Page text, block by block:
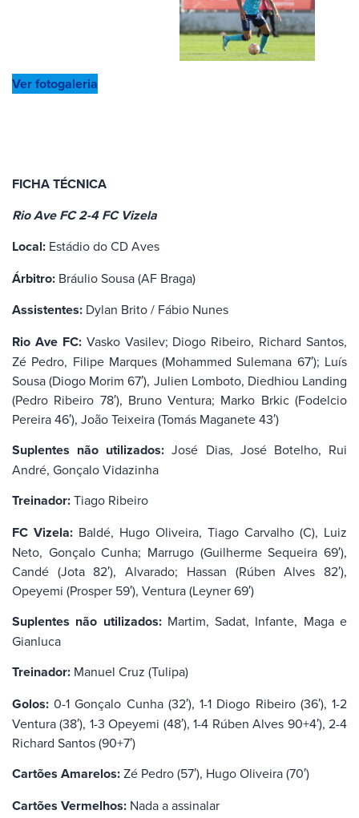
Ver fotogaleria
FICHA TÉCNICA
Rio Ave FC 2-4 FC Vizela
Local: Estádio do CD Aves
Árbitro: Bráulio Sousa (AF Braga)
Assistentes: Dylan Brito / Fábio Nunes
Rio Ave FC:Vasko Vasilev; Diogo Ribeiro, Richard Santos,
Zé Pedro, Filipe Marques (Mohammed Sulemana 67′); Luís
Sousa (Diogo Morim 67′), Julien Lomboto, Diedhiou Landing
(Pedro Ribeiro 78′), Bruno Ventura; Marko Brkic (Fodelcio
Pereira 46′), João Teixeira (Tomás Maganete 43′)
Suplentes não utilizados: José Dias, José Botelho, Rui
André, Gonçalo Vidazinha
Treinador:Tiago Ribeiro
FC Vizela: Baldé, Hugo Oliveira, Tiago Carvalho (C), Luiz
Neto, Gonçalo Cunha; Marrugo (Guilherme Sequeira 69′),
Candé (Jota 82′), Alvarado; Hassan (Rúben Alves 82′),
Opeyemi (Prosper 59′), Ventura (Leyner 69′)
Suplentes não utilizados:Martim, Sadat, Infante, Maga e
Gianluca
Treinador: Manuel Cruz (Tulipa)
Golos: 0-1 Gonçalo Cunha (32′), 1-1 Diogo Ribeiro (36′), 1-2
Ventura (38′), 1-3 Opeyemi (48′), 1-4 Rúben Alves 90+4′), 2-4
Richard Santos (90+7′)
Cartões Amarelos:Zé Pedro (57′), Hugo Oliveira (70′)
Cartões Vermelhos: Nada a assinalar